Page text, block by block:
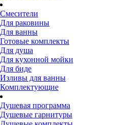
Смесители
Для раковины
Для ванны
Готовые комплекты
Для душа
Для кухонной мойки
Для биде
Изливы для ванны
Комплектующие
Душевая программа
Душевые гарнитуры